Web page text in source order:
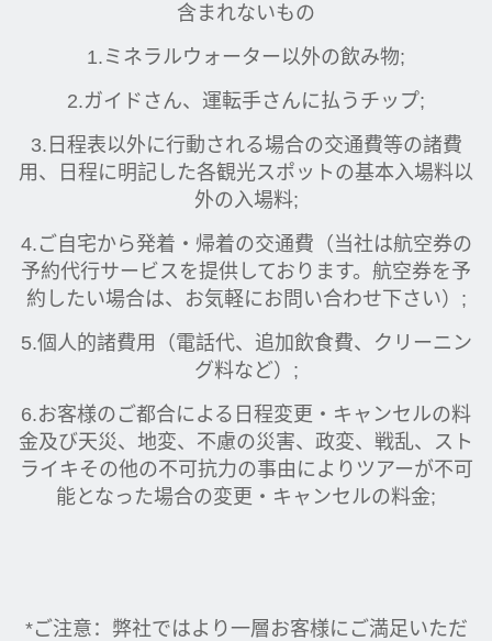
含まれないもの
1.ミネラルウォーター以外の飲み物;
2.ガイドさん、運転手さんに払うチップ;
3.日程表以外に行動される場合の交通費等の諸費
用、日程に明記した各観光スポットの基本入場料以
外の入場料;
4.ご自宅から発着・帰着の交通費（当社は航空券の
予約代行サービスを提供しております。航空券を予
約したい場合は、お気軽にお問い合わせ下さい）;
5.個人的諸費用（電話代、追加飲食費、クリーニン
グ料など）;
6.お客様のご都合による日程変更・キャンセルの料
金及び天災、地変、不慮の災害、政変、戦乱、スト
ライキその他の不可抗力の事由によりツアーが不可
能となった場合の変更・キャンセルの料金;
*ご注意：弊社ではより一層お客様にご満足いただ